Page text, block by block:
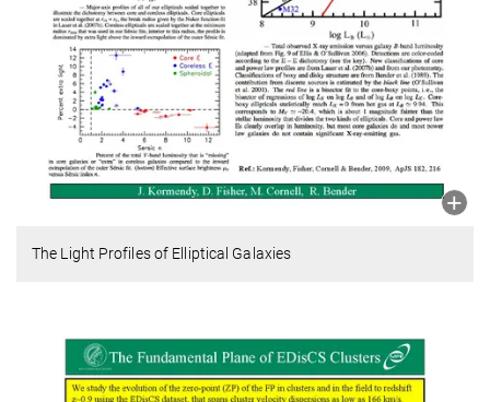
The Light Profiles of Elliptical Galaxies